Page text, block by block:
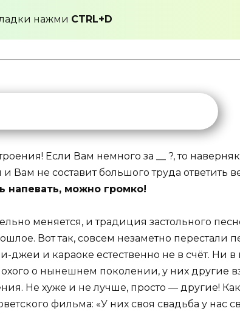
нажми CTRL+D
Если Вам немного за __ ?, то
Вам не составит большого труда ответить
напевать, можно громко!
меняется, и традиция застольного
Вот так, совсем незаметно перестали
джеи и караоке естественно не в счёт. Ни в
о нынешнем поколении, у них другие
Не хуже и не лучше, просто — другие!
фильма: «У них своя свадьба у нас